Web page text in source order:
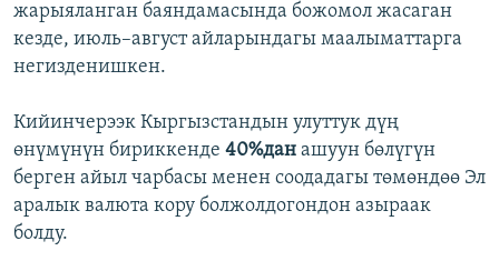
жарыяланган баяндамасында божомол жасаган
кезде, июль–август айларындагы маалыматтарга
негизденишкен.
Кийинчерээк Кыргызстандын улуттук дүң
өнүмүнүн бириккенде 40%дан ашуун бөлүгүн
берген айыл чарбасы менен соодадагы төмөндөө Эл
аралык валюта кору болжолдогондон азыраак
болду.